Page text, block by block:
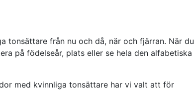
tonsättare från nu och då, när och fjärran. När du
på födelseår, plats eller se hela den alfabetiska
med kvinnliga tonsättare har vi valt att för